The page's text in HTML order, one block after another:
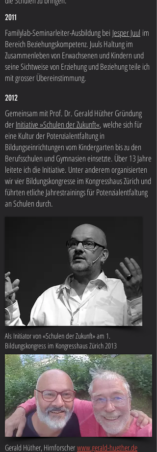
2011
Familylab-Seminarleiter-Ausbildung bei Jesper Juul im
Bereich Beziehungskompetenz. Juuls Haltung im
Zusammenleben von Erwachsenen und Kindern und
seine Sichtweise von Erziehung und Beziehung teile ich
mit grosser Übereinstimmung.
2012
Gemeinsam mit Prof. Dr. Gerald Hüther Gründung
derInitiative »Schulen der Zukunft«, welche sich für
eine Kultur der Potenzialentfaltung in
Bildungseinrichtungen vom Kindergarten bis zu den
Berufsschulen und Gymnasien einsetzte. Über 13 Jahre
leitete ich die Initiative. Unter anderem organisierten
wir vier Bildungskongresse im Kongresshaus Zürich und
führten etliche Jahrestrainings für Potenzialentfaltung
an Schulen durch.
Als Initiator von «Schulen der Zukunft» am 1.
Bildungskongress im Kongresshaus Zürich 2013
Gerald Hüther, Hirnforscherwww.gerald-huether.de